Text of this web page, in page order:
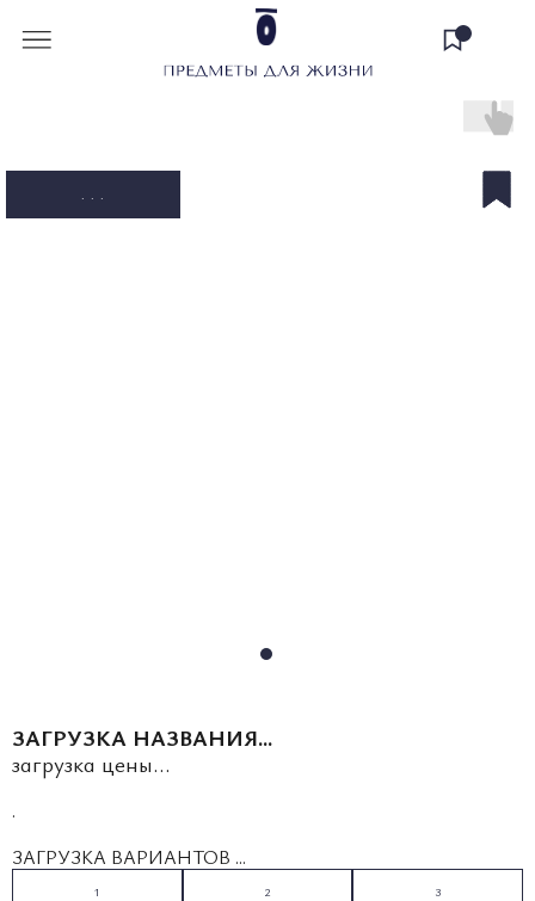
ЗАГРУЗКА НАЗВАНИЯ...
загрузка цены...
.
ЗАГРУЗКА ВАРИАНТОВ ...
1 2 3